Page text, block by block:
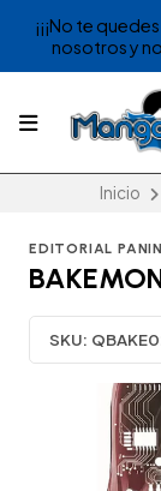
¡¡¡No te
nosotros y
Inicio
EDITORIAL
SKU: